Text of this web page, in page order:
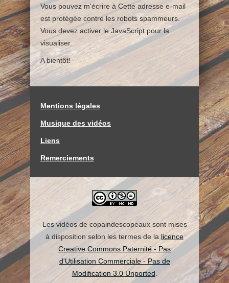
Vous pouvez m'écrire à Cette adresse e-mail
est protégée contre les robots spammeurs.
Vous devez activer le JavaScript pour la
visualiser.
A bientôt!
Mentions légales
Musique des vidéos
Liens
Remerciements
Les vidéos de copaindescopeaux sont mises
à disposition selon les termes de la licence
Creative Commons Paternité - Pas
d'Utilisation Commerciale - Pas de
Modification 3.0 Unported